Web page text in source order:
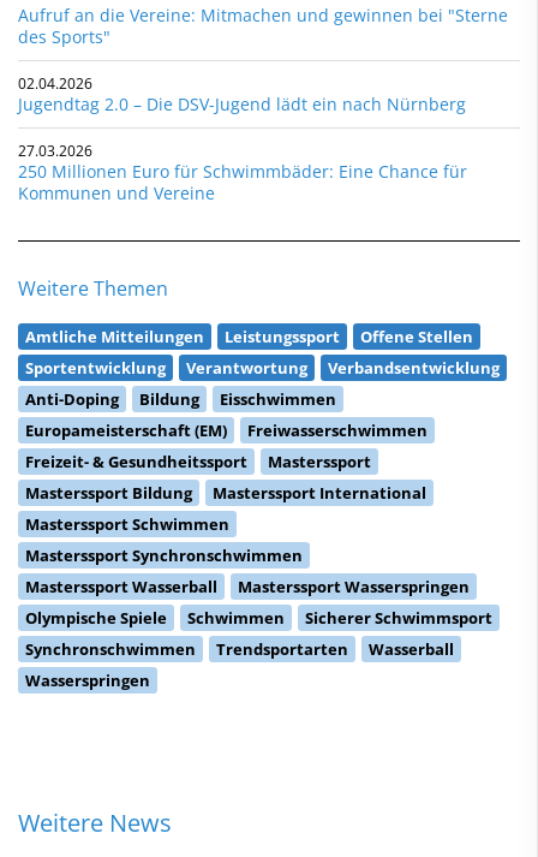
Aufruf an die Vereine: Mitmachen und gewinnen bei "Sterne
des Sports"
02.04.2026
Jugendtag 2.0 – Die DSV-Jugend lädt ein nach Nürnberg
27.03.2026
250 Millionen Euro für Schwimmbäder: Eine Chance für
Kommunen und Vereine
Weitere Themen
Amtliche Mitteilungen Leistungssport
Offene Stellen
Sportentwicklung
Verantwortung
Verbandsentwicklung
Anti-Doping
Bildung
Eisschwimmen
Europameisterschaft (EM)
Freiwasserschwimmen
Freizeit- & Gesundheitssport
Masterssport
Masterssport Bildung
Masterssport International
Masterssport Schwimmen
Masterssport Synchronschwimmen
Masterssport Wasserball
Masterssport Wasserspringen
Olympische Spiele
Schwimmen
Sicherer Schwimmsport
Synchronschwimmen
Trendsportarten
Wasserball
Wasserspringen
Weitere News